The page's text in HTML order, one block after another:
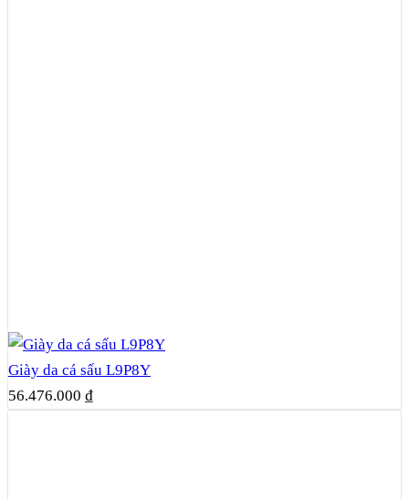
Giày da cá sấu L9P8Y
56.476.000 ₫